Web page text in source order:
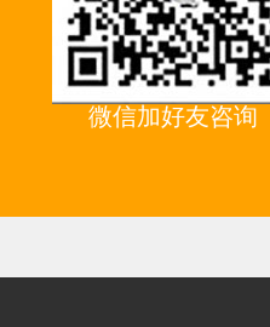
微信加好友咨询